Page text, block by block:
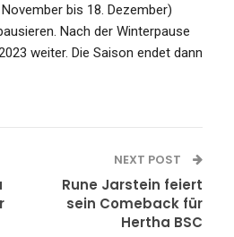
bis 18. Dezember)
Nach der Winterpause
weiter. Die Saison endet dann
NEXT POST
Rune Jarstein feiert
sein Comeback für
Hertha BSC